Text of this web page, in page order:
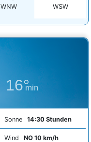
WNW
WSW
16°
min
Sonne 14:30 Stunden
Wind NO 10 km/h